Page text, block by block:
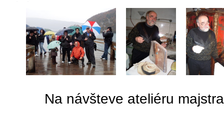
Na návšteve ateliéru